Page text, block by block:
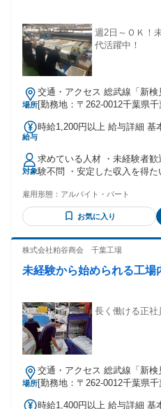
週2日～ＯＫ！
代活躍中！
場所
交通・アクセス 総武線「新
ス停「千種町」下車後、徒歩
[勤務地：〒262-0012千葉県
給与
時給1,200円以上 給与詳細 基本給
い) ・入社祝い金(規定あり)
給あり
対象
求めている人材 ・未経験者
験不問 ・安定した収入を得たい方 ＼こんな方にオス
仕事を進めることが好きな方
きたい方 ■主婦(夫)が活躍し
から始められるお仕事をお探
雇用形態： アルバイト・パート
お気に入り
株式会社粕谷商会 千葉工場
未経験から始められる工場
長く働ける正社
場所
交通・アクセス 総武線「新
ス停「千種町」下車後、徒歩
[勤務地：〒262-0012千葉県
時給1,400円以上 給与詳細 基本給